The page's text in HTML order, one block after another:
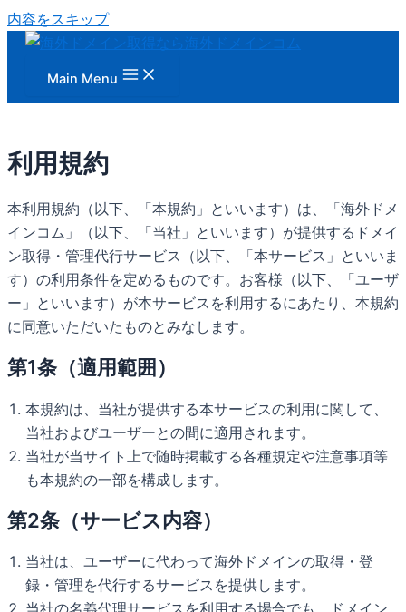
内容をスキップ
Main Menu
利用規約
本利用規約（以下、「本規約」といいます）は、「海外ドメ
インコム」（以下、「当社」といいます）が提供するドメイ
ン取得・管理代行サービス（以下、「本サービス」といいま
す）の利用条件を定めるものです。お客様（以下、「ユーザ
ー」といいます）が本サービスを利用するにあたり、本規約
に同意いただいたものとみなします。
第1条（適用範囲）
本規約は、当社が提供する本サービスの利用に関して、
当社およびユーザーとの間に適用されます。
当社が当サイト上で随時掲載する各種規定や注意事項等
も本規約の一部を構成します。
第2条（サービス内容）
当社は、ユーザーに代わって海外ドメインの取得・登
録・管理を代行するサービスを提供します。